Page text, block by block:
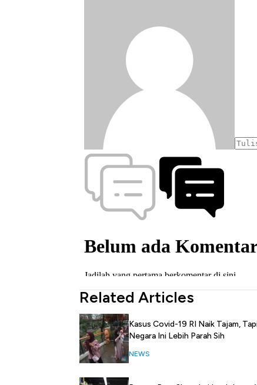
Related Articles
Kasus Covid-19 RI Naik Tajam, Tapi
Negara Ini Lebih Parah Sih
NEWS